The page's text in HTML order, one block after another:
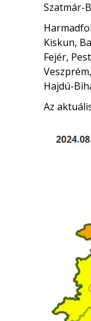
Szatmár-
Kiskun,
Fejér,
Hajdú-
Az